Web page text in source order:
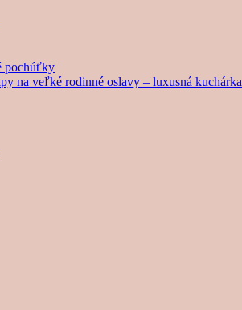
pochúťky
na veľké rodinné oslavy – luxusná kuchárka